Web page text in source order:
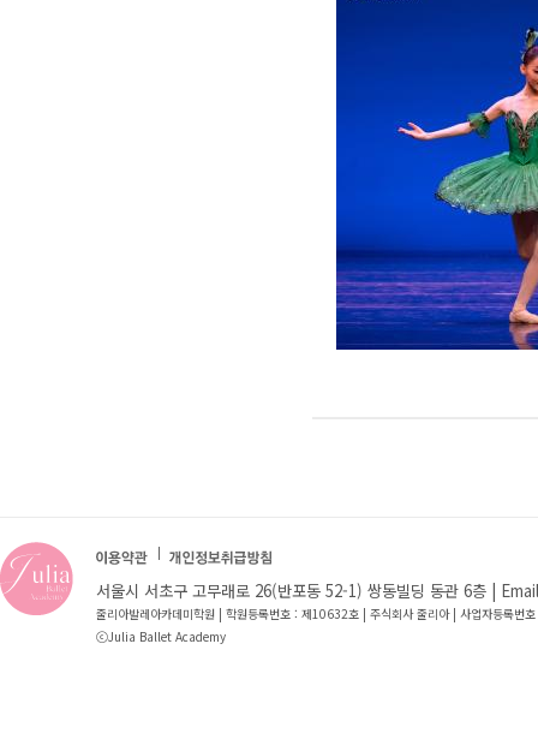
서울시 서초구 고무래로 26(반포동 52-1) 쌍동빌딩 동관 6층 |
줄리아발레아카데미학원 | 학원등록번호 : 제10632호 | 주식회사 줄리아 | 사업자등록번
ⓒJulia Ballet Academy